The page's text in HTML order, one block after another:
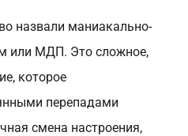
назвали маниакально-
или МДП. Это сложное,
которое
перепадами
смена настроения,